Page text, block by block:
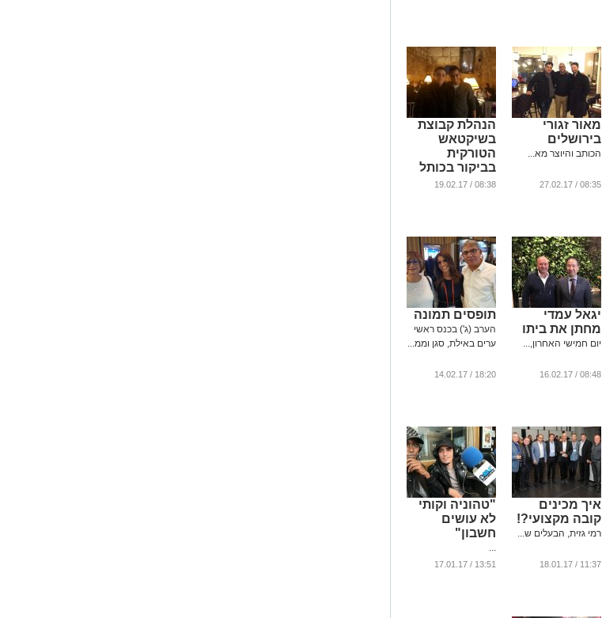
מאור זגורי
בירושלים
הכותב והיוצר מא...
08:35 / 27.02.17
הנהלת קבוצת
בשיקטאש
הטורקית
בביקור בכותל
המערבי
08:38 / 19.02.17
יגאל עמדי
מחתן את ביתו
יום חמישי האחרון,...
08:48 / 16.02.17
תופסים תמונה
הערב (ג') בכנס ראשי
ערים באילת, סגן וממ...
18:20 / 14.02.17
איך מכינים
קובה מקצועי?!
רמי גזית, הבעלים ש...
11:37 / 18.01.17
"טהוניה וקותי
לא עושים
חשבון"
...
13:51 / 17.01.17